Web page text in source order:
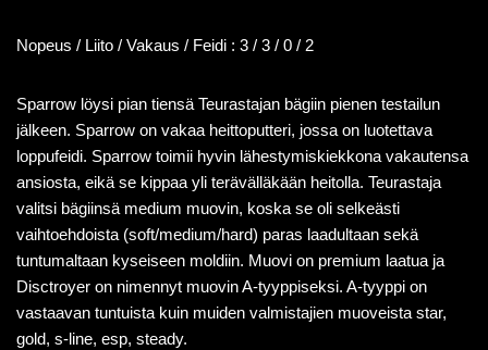
Nopeus / Liito / Vakaus / Feidi : 3 / 3 / 0 / 2
Sparrow löysi pian tiensä Teurastajan bägiin pienen testailun
jälkeen. Sparrow on vakaa heittoputteri, jossa on luotettava
loppufeidi. Sparrow toimii hyvin lähestymiskiekkona vakautensa
ansiosta, eikä se kippaa yli terävälläkään heitolla. Teurastaja
valitsi bägiinsä medium muovin, koska se oli selkeästi
vaihtoehdoista (soft/medium/hard) paras laadultaan sekä
tuntumaltaan kyseiseen moldiin. Muovi on premium laatua ja
Disctroyer on nimennyt muovin A-tyyppiseksi. A-tyyppi on
vastaavan tuntuista kuin muiden valmistajien muoveista star,
gold, s-line, esp, steady.